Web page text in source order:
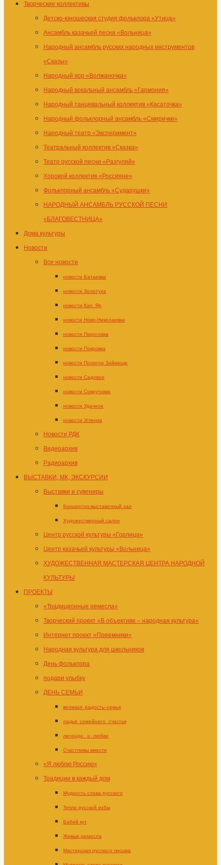
Творческие коллективы
Детско-юношеская студия фольклора «Утица»
Ансамбль казачьей песни «Вольница»
Народный ансамбль русских народных инструментов
«Сказы»
Народный хор «Волжаночка»
Народный вокальный ансамбль «Гармония»
Народный танцевальный коллектив «Касаточка»
Народный фольклорный ансамбль «Смирички»
Народный театр «Эксперимент»
Театральный коллектив «Сказка»
Театр русской песни «Разгуляй»
Хоровой коллектив «Россияне»
Фольклорный ансамбль «Сударушки»
НАРОДНЫЙ АНСАМБЛЬ РУССКОЙ ПЕСНИ
«БЛАГОВЕСТНИЦА»
Дома культуры
Новости
Все новости
новости Батаевка
новости Золотуха
новости Кап. Яр
новости Ново-Николаевка
новости Пироговка
новости Покровка
новости Пологое Займище
новости Садовое
новости Сокрутовка
новости Удачное
новости Успенка
Новости РДК
Видеоархив
Радиоархив
ВЫСТАВКИ, МК, ЭКСКУРСИИ
Выставки и сувениры
Концертно-выставочный зал
Художественный салон
Центр русской культуры «Горлица»
Центр казачьей культуры «Вольница»
ХУДОЖЕСТВЕННАЯ МАСТЕРСКАЯ ЦЕНТРА НАРОДНОЙ
КУЛЬТУРЫ
ПРОЕКТЫ
«Традиционные ремесла»
Творческий проект «В объективе – народная культура»
Интернет проект «Преемники»
Народная культура для школьников
День фольклора
подари улыбку
ДЕНЬ СЕМЬИ
великая_радость–семья
ладья_семейного_счастья
легенда _о_любви
Счастливы вместе
«Я люблю Россию»
Традиции в каждый дом
Мудрость слова русского
Тепло русской избы
Бабий кут
Живые ремесла
Мастерская русского письма